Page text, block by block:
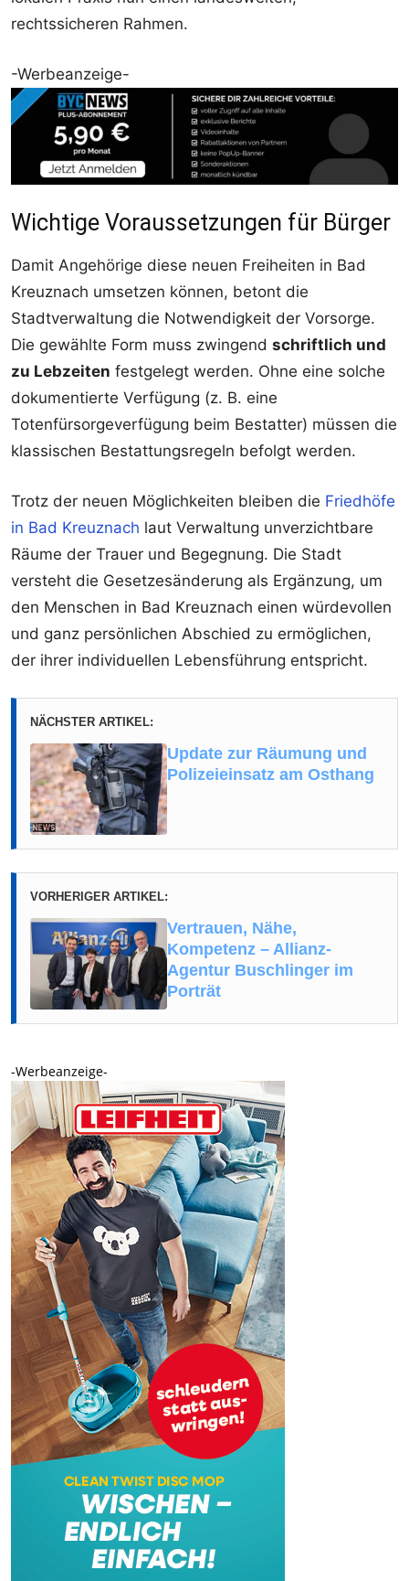
rechtssicheren Rahmen.
-Werbeanzeige-
Wichtige Voraussetzungen für Bürger
Damit Angehörige diese neuen Freiheiten in Bad
Kreuznach umsetzen können, betont die
Stadtverwaltung die Notwendigkeit der Vorsorge.
Die gewählte Form muss zwingend schriftlich und
zu Lebzeiten festgelegt werden. Ohne eine solche
dokumentierte Verfügung (z. B. eine
Totenfürsorgeverfügung beim Bestatter) müssen die
klassischen Bestattungsregeln befolgt werden.
Trotz der neuen Möglichkeiten bleiben die Friedhöfe
in Bad Kreuznach laut Verwaltung unverzichtbare
Räume der Trauer und Begegnung. Die Stadt
versteht die Gesetzesänderung als Ergänzung, um
den Menschen in Bad Kreuznach einen würdevollen
und ganz persönlichen Abschied zu ermöglichen,
der ihrer individuellen Lebensführung entspricht.
NÄCHSTER ARTIKEL:
Update zur Räumung und
Polizeieinsatz am Osthang
VORHERIGER ARTIKEL:
Vertrauen, Nähe,
Kompetenz – Allianz-
Agentur Buschlinger im
Porträt
-Werbeanzeige-